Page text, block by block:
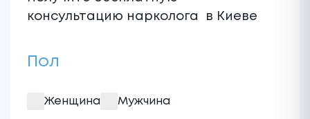
консультацию нарколога в Киеве
Пол
Женщина Мужчина